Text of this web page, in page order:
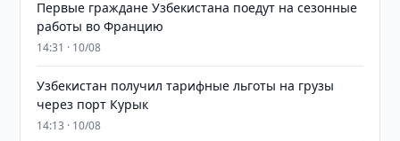
Первые граждане Узбекистана поедут на сезонные
работы во Францию
14:31 · 10/08
Узбекистан получил тарифные льготы на грузы
через порт Курык
14:13 · 10/08